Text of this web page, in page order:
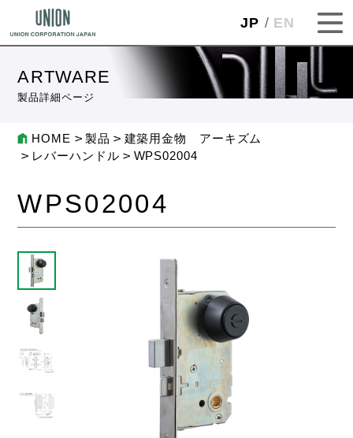
JP EN
ARTWARE
製品詳細ページ
HOME 製品
建築用金物 アーキズム
レバーハンドル
WPS02004
WPS02004